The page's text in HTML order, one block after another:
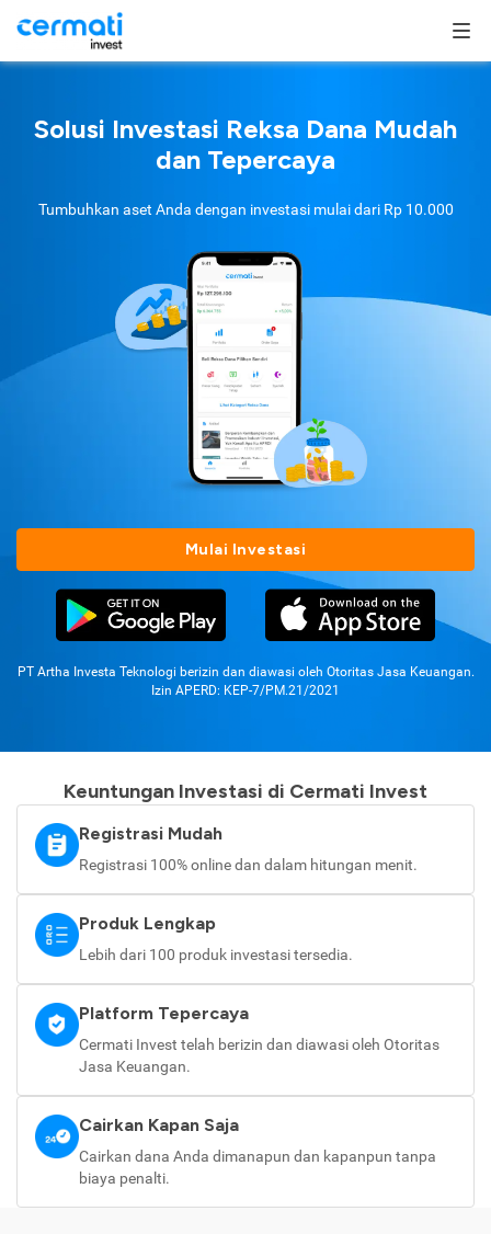
Solusi Investasi Reksa Dana Mudah
dan Tepercaya
Tumbuhkan aset Anda dengan investasi mulai dari Rp 10.000
Mulai Investasi
PT Artha Investa Teknologi berizin dan diawasi oleh Otoritas Jasa Keuangan.
Izin APERD: KEP-7/PM.21/2021
Keuntungan Investasi di Cermati Invest
Registrasi Mudah
Registrasi 100% online dan dalam hitungan menit.
Produk Lengkap
Lebih dari 100 produk investasi tersedia.
Platform Tepercaya
Cermati Invest telah berizin dan diawasi oleh Otoritas
Jasa Keuangan.
Cairkan Kapan Saja
Cairkan dana Anda dimanapun dan kapanpun tanpa
biaya penalti.